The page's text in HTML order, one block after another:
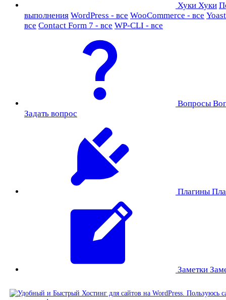
Хуки Хуки
выполнения WordPress - все WooCommerce - все
все Contact Form 7 - все WP-CLI - все
Вопросы
Задать вопрос
Плагины
Заметки